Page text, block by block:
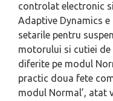
controlat electronic
Adaptive Dynamics
setarile pentru
motorului si cutiei
diferite pe modul
practic doua fete
modul Normal’, atat